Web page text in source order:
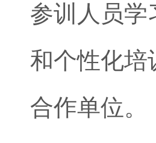
参训人员学
和个性化培
合作单位。